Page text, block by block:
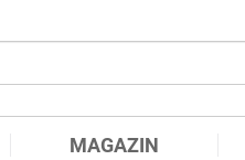
MAGAZIN